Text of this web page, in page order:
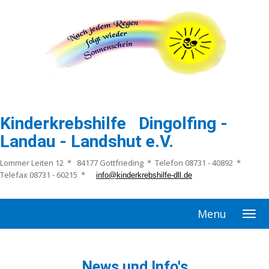
Kinderkrebshilfe Dingolfing -
Landau - Landshut e.V.
Lommer Leiten 12 * 84177 Gottfrieding * Telefon 08731 - 40892 *
Telefax 08731 - 60215 *
info@kinderkrebshilfe-dll.de
Menu